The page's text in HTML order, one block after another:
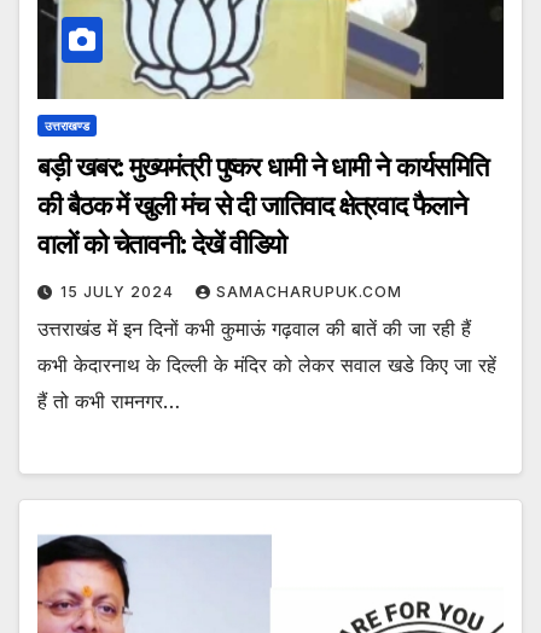
उत्तराखण्ड
बड़ी खबर: मुख्यमंत्री पुष्कर धामी ने धामी ने कार्यसमिति
की बैठक में खुली मंच से दी जातिवाद क्षेत्रवाद फैलाने
वालों को चेतावनी: देखें वीडियो
15 JULY 2024 SAMACHARUPUK.COM
उत्तराखंड में इन दिनों कभी कुमाऊं गढ़वाल की बातें की जा रही हैं
कभी केदारनाथ के दिल्ली के मंदिर को लेकर सवाल खडे किए जा रहें
हैं तो कभी रामनगर…